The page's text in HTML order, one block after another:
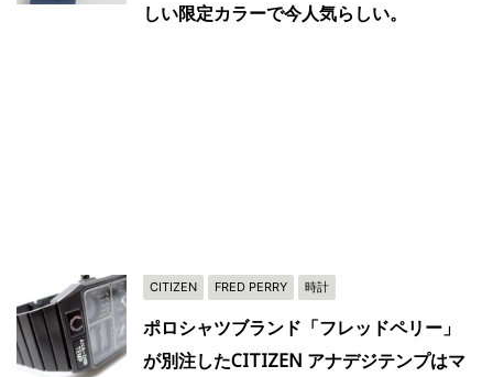
しい限定カラーで今人気らしい。
CITIZEN FRED PERRY 時計
ポロシャツブランド「フレッドペリー」
が別注したCITIZEN アナデジテンプはマ